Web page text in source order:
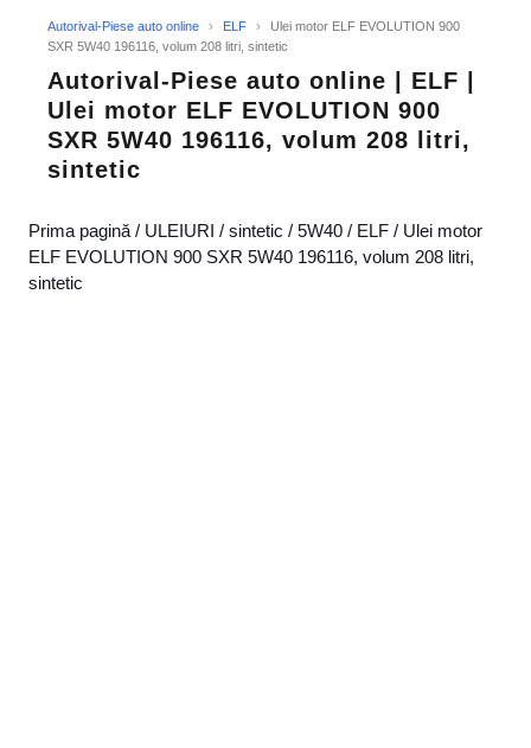
Autorival-Piese auto online › ELF ›
Ulei motor ELF EVOLUTION 900
SXR 5W40 196116, volum 208 litri, sintetic
Autorival-Piese auto online | ELF |
Ulei motor ELF EVOLUTION 900
SXR 5W40 196116, volum 208 litri,
sintetic
Prima pagină / ULEIURI / sintetic / 5W40 / ELF / Ulei motor
ELF EVOLUTION 900 SXR 5W40 196116, volum 208 litri,
sintetic